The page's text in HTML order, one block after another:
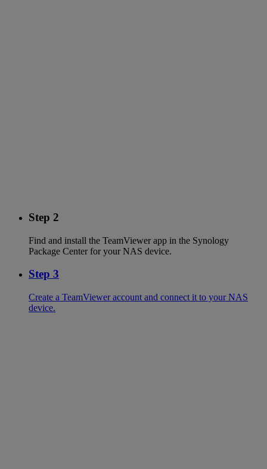
Step 2
Find and install the TeamViewer app in the Synology
Package Center for your NAS device.
Step 3
Create a TeamViewer account and connect it to your NAS
device.